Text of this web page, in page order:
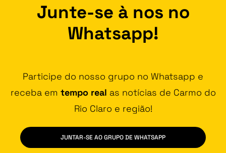
Junte-se à nos no
Whatsapp!
Participe do nosso grupo no Whatsapp e
receba em tempo real as notícias de Carmo do
Rio Claro e região!
JUNTAR-SE AO GRUPO DE WHATSAPP